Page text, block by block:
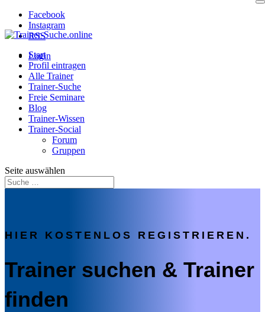
Facebook
Instagram
RSS
Login
Start
Profil eintragen
Alle Trainer
Trainer-Suche
Freie Seminare
Blog
Trainer-Wissen
Trainer-Social
Forum
Gruppen
Seite auswählen
HIER KOSTENLOS REGISTRIEREN.
Trainer suchen & Trainer
finden